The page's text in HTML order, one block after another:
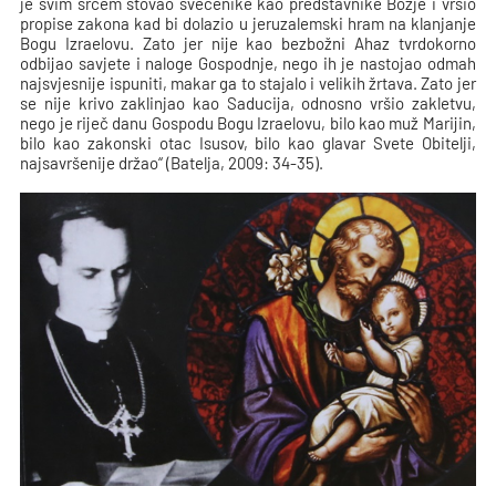
propise zakona kad bi dolazio u jeruzalemski hram na klanjanje
Bogu Izraelovu. Zato jer nije kao bezbožni Ahaz tvrdokorno
odbijao savjete i naloge Gospodnje, nego ih je nastojao odmah
najsvjesnije ispuniti, makar ga to stajalo i velikih žrtava. Zato jer
se nije krivo zaklinjao kao Saducija, odnosno vršio zakletvu,
nego je riječ danu Gospodu Bogu Izraelovu, bilo kao muž Marijin,
bilo kao zakonski otac Isusov, bilo kao glavar Svete Obitelji,
najsavršenije držao“ (Batelja, 2009: 34-35).